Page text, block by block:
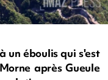
un éboulis qui s'est
après Gueule